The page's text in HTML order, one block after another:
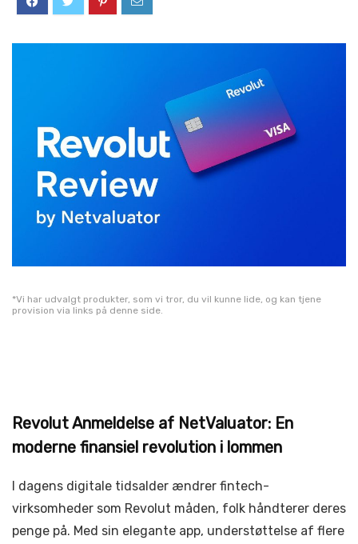
*Vi har udvalgt produkter, som vi tror, du vil kunne lide, og kan tjene
provision via links på denne side.
Revolut Anmeldelse af NetValuator: En
moderne finansiel revolution i lommen
I dagens digitale tidsalder ændrer fintech-
virksomheder som Revolut måden, folk håndterer deres
penge på. Med sin elegante app, understøttelse af flere